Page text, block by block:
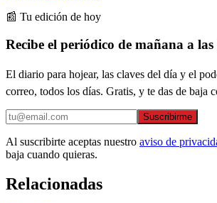
📰 Tu edición de hoy
Recibe el periódico de mañana a
El diario para hojear, las claves del día y el
correo, todos los días. Gratis, y te das de baja
Suscribirme
Al suscribirte aceptas nuestro aviso de
baja cuando quieras.
Relacionadas